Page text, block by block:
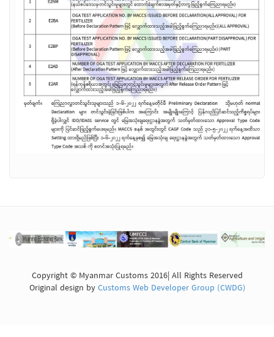
Copyright © Myanmar Customs 2016| All Rights Reserved
Original design byCustoms Web Developer Group (CWDG)